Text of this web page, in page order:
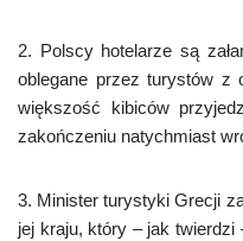
2. Polscy hotelarze są
oblegane przez turystów z
większość kibiców
zakończeniu natychmiast
3. Minister turystyki Grecji
jej kraju, który – jak